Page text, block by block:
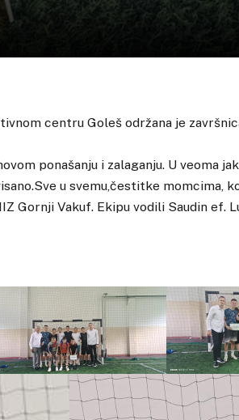
centru Goleš održana je
ponašanju i zalaganju. U veoma
u svemu,čestitke momcima,
Gornji Vakuf. Ekipu vodili Saudin ef.